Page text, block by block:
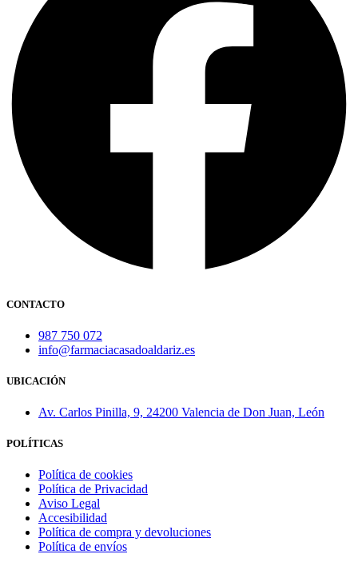
CONTACTO
987 750 072
info@farmaciacasadoaldariz.es
UBICACIÓN
Av. Carlos Pinilla, 9, 24200 Valencia de Don Juan, León
POLÍTICAS
Política de cookies
Política de Privacidad
Aviso Legal
Accesibilidad
Política de compra y devoluciones
Política de envíos